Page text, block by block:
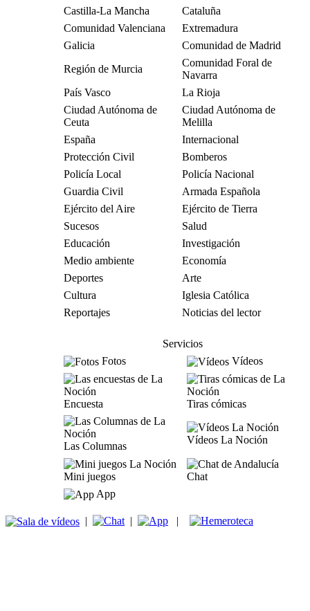
Castilla-La Mancha
Cataluña
Comunidad Valenciana
Extremadura
Galicia
Comunidad de Madrid
Región de Murcia
Comunidad Foral de
Navarra
País Vasco
La Rioja
Ciudad Autónoma de
Ceuta
Ciudad Autónoma de
Melilla
España
Internacional
Protección Civil
Bomberos
Policía Local
Policía Nacional
Guardia Civil
Armada Española
Ejército del Aire
Ejército de Tierra
Sucesos
Salud
Educación
Investigación
Medio ambiente
Economía
Deportes
Arte
Cultura
Iglesia Católica
Reportajes
Noticias del lector
Servicios
Fotos
Vídeos
Encuesta Tiras cómicas
Las Columnas
Vídeos La Noción
Mini juegos
Chat
App
| | |